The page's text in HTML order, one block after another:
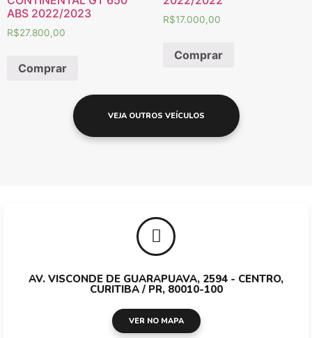
ABS 2022/2023
R$27.800,00
Comprar
R$17.000,00
Comprar
VEJA OUTROS VEÍCULOS
AV. VISCONDE DE GUARAPUAVA, 2594 - CENTRO,
CURITIBA / PR, 80010-100
VER NO MAPA